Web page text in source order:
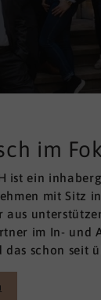
im
ist ein
mit Sitz
aus
im In- und
das schon seit